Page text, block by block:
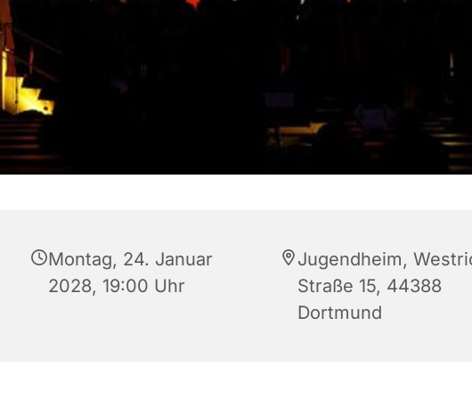
Montag, 24. Januar
2028, 19:00 Uhr
Jugendheim,
Straße 15, 44388
Dortmund